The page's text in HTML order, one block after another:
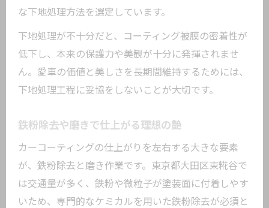
な下地処理方法を選定しています。
下地処理が不十分だと、コーティング被膜の密着性が
低下し、本来の保護力や美観が十分に発揮されませ
ん。愛車の価値と美しさを長期間維持するためには、
下地処理工程に妥協をしないことが大切です。
鉄粉除去や磨きで仕上がる理想の艶
カーコーティングの仕上がりを左右する大きな要素
が、鉄粉除去と磨き作業です。東京都大田区東糀谷で
は交通量が多く、鉄粉や微粒子が塗装面に付着しやす
いため、専門的なケミカルを用いた鉄粉除去が必須と